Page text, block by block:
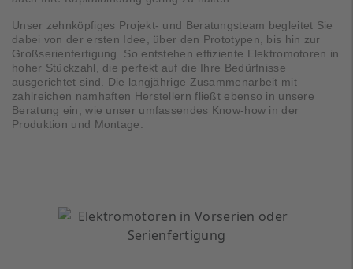
Unser zehnköpfiges Projekt- und Beratungsteam begleitet Sie
dabei von der ersten Idee, über den Prototypen, bis hin zur
Großserienfertigung. So entstehen effiziente Elektromotoren in
hoher Stückzahl, die perfekt auf die Ihre Bedürfnisse
ausgerichtet sind. Die langjährige Zusammenarbeit mit
zahlreichen namhaften Herstellern fließt ebenso in unsere
Beratung ein, wie unser umfassendes Know-how in der
Produktion und Montage.